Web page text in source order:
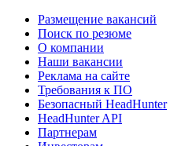
Размещение вакансий
Поиск по резюме
О компании
Наши вакансии
Реклама на сайте
Требования к ПО
Безопасный HeadHunter
HeadHunter API
Партнерам